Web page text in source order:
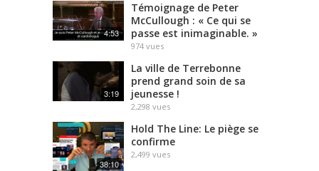
4:53
Témoignage de Peter
McCullough : « Ce qui se
passe est inimaginable. »
974 vues
3:19
La ville de Terrebonne
prend grand soin de sa
jeunesse !
2,298 vues
38:10
Hold The Line: Le piège se
confirme
2,499 vues